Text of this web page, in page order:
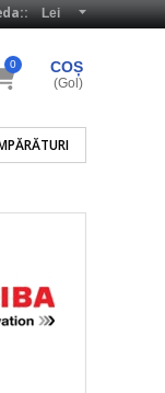
COȘ
0
(Gol)